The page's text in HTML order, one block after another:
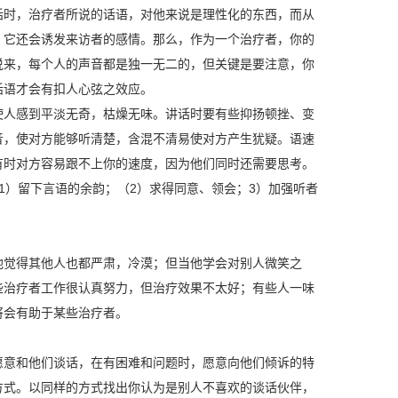
，治疗者所说的话语，对他来说是理性化的东西，而从
还会诱发来访者的感情。那么，作为一个治疗者，你的
，每个人的声音都是独一无二的，但关键是要注意，你
才会有扣人心弦之效应。
到平淡无奇，枯燥无味。讲话时要有些抑扬顿挫、变
使对方能够听清楚，含混不清易使对方产生犹疑。语速
对方容易跟不上你的速度，因为他们同时还需要思考。
留下言语的余韵；（2）求得同意、领会；3）加强听者
其他人也都严肃，冷漠；但当他学会对别人微笑之
疗者工作很认真努力，但治疗效果不太好；有些人一味
有助于某些治疗者。
他们谈话，在有困难和问题时，愿意向他们倾诉的特
。以同样的方式找出你认为是别人不喜欢的谈话伙伴，